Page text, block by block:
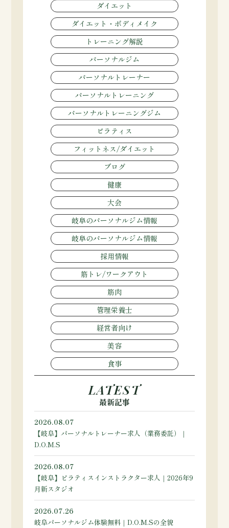
ダイエット
ダイエット・ボディメイク
トレーニング解説
パーソナルジム
パーソナルトレーナー
パーソナルトレーニング
パーソナルトレーニングジム
ピラティス
フィットネス/ダイエット
ブログ
健康
大会
岐阜のパーソナルジム情報
岐阜のパーソナルジム情報
採用情報
筋トレ/ワークアウト
筋肉
管理栄養士
経営者向け
美容
食事
LATEST
最新記事
2026.08.07
【岐阜】パーソナルトレーナー求人（業務委託）｜
D.O.M.S
2026.08.07
【岐阜】ピラティスインストラクター求人｜2026年9
月新スタジオ
2026.07.26
岐阜パーソナルジム体験無料｜D.O.M.Sの全貌